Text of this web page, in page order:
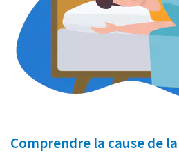
Comprendre la cause de